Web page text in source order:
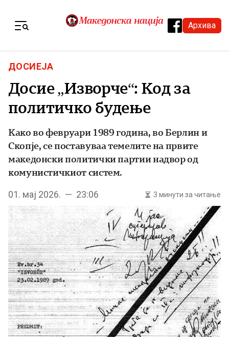
Архива
ДОСИЕЈА
Досие „Изворче“: Код за
политичко будење
Како во февруари 1989 година, во Берлин и
Скопје, се поставуваа темелите на првите
македонски политички партии надвор од
комунистичкиот систем.
01. мај 2026. — 23:06 3 минути за читање